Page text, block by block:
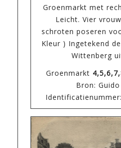
Groenmarkt met
Leicht. Vier
schroten poseren
Kleur ) Ingetekend
Wittenberg
Groenmarkt
Bron:
Identificatienummer: